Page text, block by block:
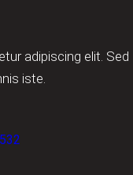
adipiscing elit. Sed
iste.